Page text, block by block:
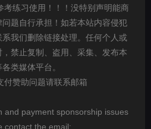
练习使用！！！没特别声明能商
题自行承担！如若本站内容侵犯
我们删除链接处理。任何个人或
禁止复制、盗用、采集、发布本
类媒体平台。
赞助问题请联系邮箱
and payment sponsorship issues
contact the email: